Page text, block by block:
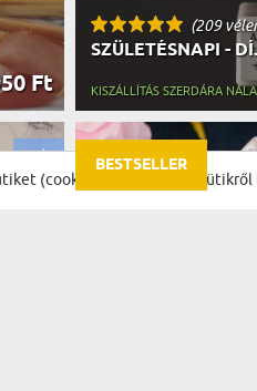
Ft
(209
SZÜLETÉSNAPI -
KISZÁLLÍTÁS SZERDÁRA
BESTSELLER
(cookie-kat) használ. A sütikről